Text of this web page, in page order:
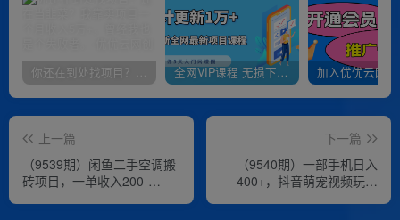
你还在到处找项目？还在当韭菜？我靠卖项目一个月收入5万+，曾经我也是个失败者。 全网VIP课程 无损下载~
上一篇
（9539期）闲鱼二手空调搬
砖项目，一单收入200-
下一篇
（9540期）一部手机日入
400+，抖音萌宠视频玩法